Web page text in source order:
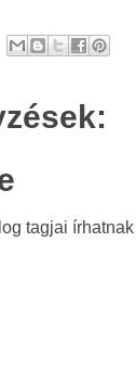
tagjai